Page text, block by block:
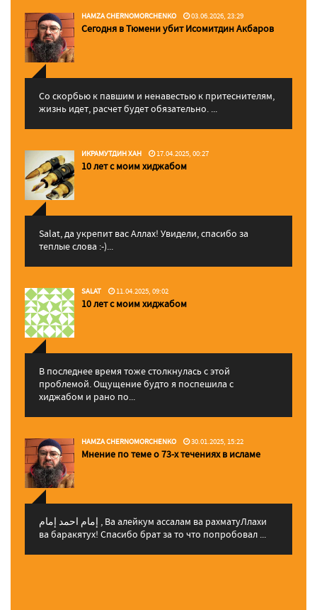
HAMZA CHERNOMORCHENKO 03.06.2026, 23:29
Сегодня в Тюмени убит Исомитдин Акбаров
Со скорбью к павшим и ненавестью к притеснителям,
жизнь идет, расчет будет обязательно. ...
ИКРАМУТДИН ХАН 17.04.2025, 00:27
10 лет с моим хиджабом
Salat, да укрепит вас Аллаx! Увидели, спасибо за
теплые слова :-)...
SALAT 11.04.2025, 09:02
10 лет с моим хиджабом
В последнее время тоже столкнулась с этой
проблемой. Ощущение будто я поспешила с
хиджабом и рано по...
HAMZA CHERNOMORCHENKO 30.01.2025, 15:22
Мнение по теме о 73-х течениях в исламе
إمام احمد إمام , Ва алейкум ассалам ва рахматуЛлахи
ва баракятух! Спасибо брат за то что попробовал ...